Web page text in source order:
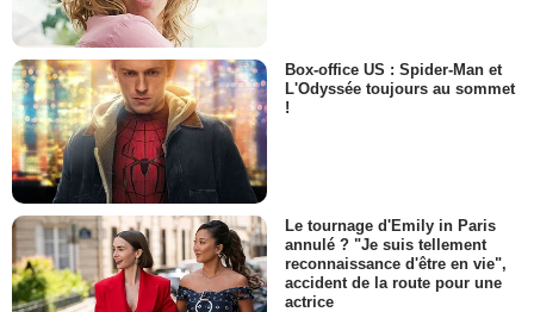
Box-office US : Spider-Man et
L'Odyssée toujours au sommet
!
Le tournage d'Emily in Paris
annulé ? "Je suis tellement
reconnaissance d'être en vie",
accident de la route pour une
actrice